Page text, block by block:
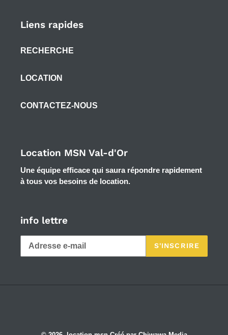
Liens rapides
RECHERCHE
LOCATION
CONTACTEZ-NOUS
Location MSN Val-d'Or
Une équipe efficace qui saura répondre rapidement
à tous vos besoins de location.
info lettre
S'INSCRIRE